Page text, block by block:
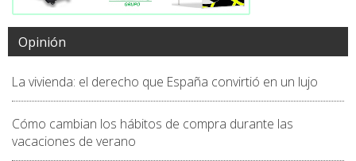
Opinión
La vivienda: el derecho que España convirtió en un lujo
Cómo cambian los hábitos de compra durante las
vacaciones de verano